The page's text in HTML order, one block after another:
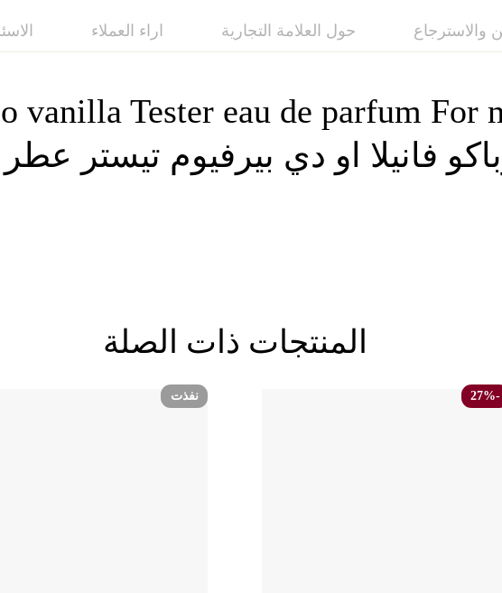
والاسترجاع حول العلامة التجارية اراء العملاء
vanilla Tester eau de parfum For
المنتجات ذات الصلة
-27% نفذت